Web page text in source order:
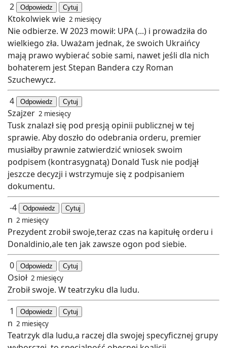
2
Odpowiedz Cytuj
Ktokolwiek wie 2 miesięcy
Nie odbierze. W 2023 mowił: UPA (...) i prowadziła do
wielkiego zła. Uważam jednak, że swoich Ukraińcy
mają prawo wybierać sobie sami, nawet jeśli dla nich
bohaterem jest Stepan Bandera czy Roman
Szuchewycz.
4
Odpowiedz Cytuj
Szajzer 2 miesięcy
Tusk znalazł się pod presją opinii publicznej w tej
sprawie. Aby doszło do odebrania orderu, premier
musiałby prawnie zatwierdzić wniosek swoim
podpisem (kontrasygnatą) Donald Tusk nie podjął
jeszcze decyzji i wstrzymuje się z podpisaniem
dokumentu.
-4
Odpowiedz Cytuj
n 2 miesięcy
Prezydent zrobił swoje,teraz czas na kapitułę orderu i
Donaldinio,ale ten jak zawsze ogon pod siebie.
0
Odpowiedz Cytuj
Osioł 2 miesięcy
Zrobił swoje. W teatrzyku dla ludu.
1
Odpowiedz Cytuj
n 2 miesięcy
Teatrzyk dla ludu,a raczej dla swojej specyficznej grupy